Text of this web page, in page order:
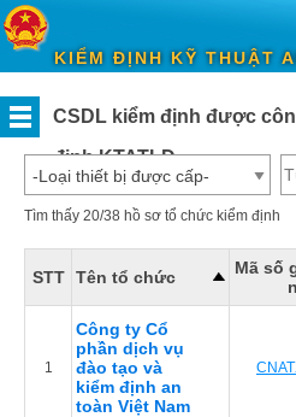
KIỂM ĐỊNH KỸ THUẬT
DANH
MỤC
NỘI
TRANG CHỦ
CSDL KIỂM ĐỊNH ĐƯỢC CÔNG BỐ
chức
kiểm
định
KTATLĐ
định
KTATLĐ
CSDL kiểm định được
định KTATLĐ
-Loại thiết bị được cấp-
Tìm thấy 20/38 hồ sơ tổ chức kiểm định
STT Tên tổ chức
Mã số
1
Công ty Cổ
phần dịch vụ
đào tạo và
kiểm định an
toàn Việt Nam